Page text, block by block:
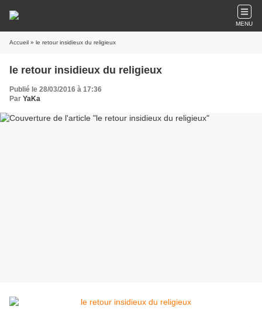
MENU
Accueil » le retour insidieux du religieux
le retour insidieux du religieux
Publié le 28/03/2016 à 17:36
Par YaKa